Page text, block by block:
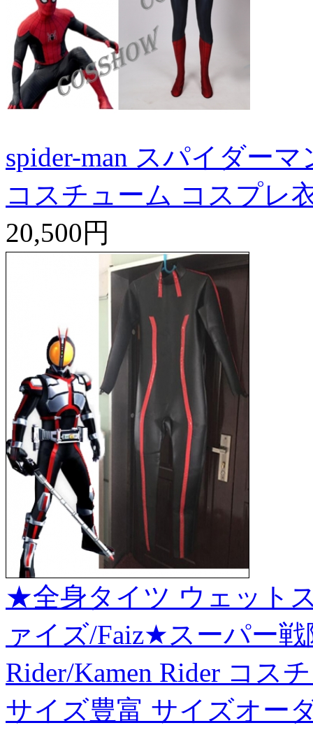
spider-man スパイダー
コスチューム コスプレ
20,500円
★全身タイツ ウェット
ァイズ/Faiz★スーパー
Rider/Kamen Rider コス
サイズ豊富 サイズオー